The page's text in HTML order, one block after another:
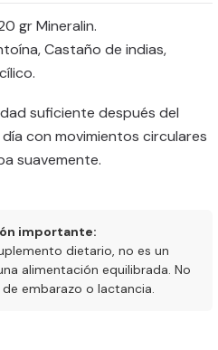
gr Mineralin.
Castaño de indias,
suficiente después del
con movimientos circulares
suavemente.
importante:
dietario, no es un
alimentación equilibrada. No
embarazo o lactancia.